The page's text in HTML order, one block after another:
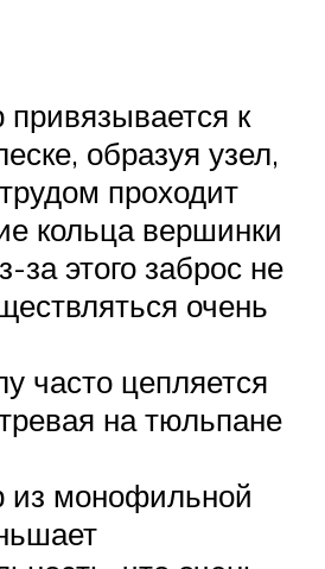
к
образуя узел,
проходит
кольца вершинки
за этого заброс не
очень
часто цепляется
на тюльпане
из монофильной